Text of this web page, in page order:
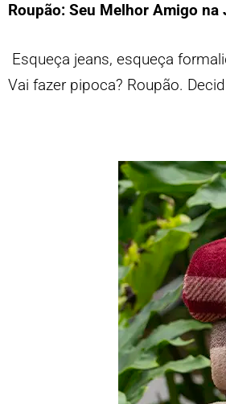
Roupão: Seu Melhor Amigo na
Esqueça jeans, esqueça
Vai fazer pipoca? Roupão.